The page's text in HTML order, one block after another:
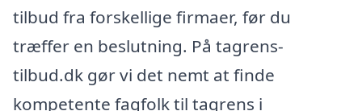
tilbud fra forskellige firmaer, før du
træffer en beslutning. På tagrens-
tilbud.dk gør vi det nemt at finde
kompetente fagfolk til tagrens i